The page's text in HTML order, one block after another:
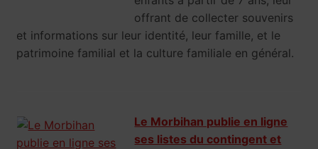
offrant de collecter souvenirs
et informations sur leur identité, leur famille, et le
patrimoine familial et la culture familiale en général.
Le Morbihan publie en ligne
ses listes du contingent et